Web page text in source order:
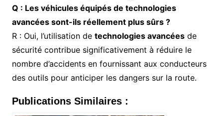
Q : Les véhicules équipés de technologies
avancées sont-ils réellement plus sûrs ?
R : Oui, l’utilisation de technologies avancéesde
sécurité contribue significativement à réduire le
nombre d’accidents en fournissant aux conducteurs
des outils pour anticiper les dangers sur la route.
Publications Similaires :